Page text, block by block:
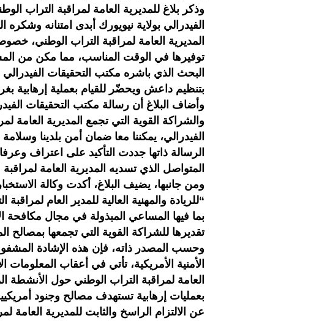
وذكر بلاغ للمديرية العامة لمراقبة التراب
الفيدرالي بولاية نيويورك أبدى امتنانه
المديرية العامة لمراقبة التراب الوطني،
توفيرها في الوقت المناسب، مما مكن من
البحث الذي باشره مكتب التحقيقات
بتنظيم داعش ويحضّر للقيام بعملية إرهابية
وأضاف البلاغ أن رسالة مكتب التحقيقات
والشراكة القوية التي تجمع المديرية العامة
الفيدرالي، يمكننا معا ضمان أمن بلدينا
الرسالة ذاتها جددت التأكيد على اعتراف
المتواصل الذي تسديه المديرية العامة
ومن جانبها، يضيف البلاغ، أكدت وكالة
“للريادة والمهنية العالية للمدير العام
بما فيها المساعي المبذولة في مجال مكافحة
تقديرها للشراكة القوية التي تجمعها بمصالح
وحسب المصدر ذاته، فإن هذه الإشادة
الأمنية الأمريكية، تأتي في أعقاب المعلومات
العامة لمراقبة التراب الوطني حول
بعمليات إرهابية تستهدف مصالح وجنود
عن الالتزام الراسخ والثابت للمديرية العامة